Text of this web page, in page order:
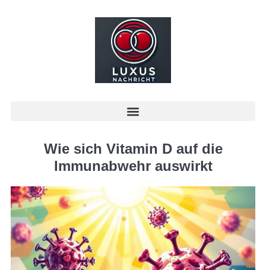
Wie sich Vitamin D auf die
Immunabwehr auswirkt